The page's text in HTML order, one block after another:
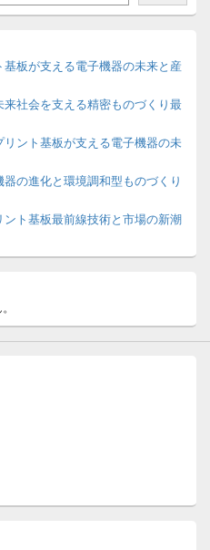
板が支える電子機器の未来と産
社会を支える精密ものづくり最
ント基板が支える電子機器の未
の進化と環境調和型ものづくり
ト基板最前線技術と市場の新潮